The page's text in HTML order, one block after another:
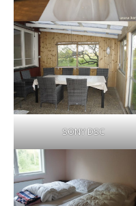
SONY DSC